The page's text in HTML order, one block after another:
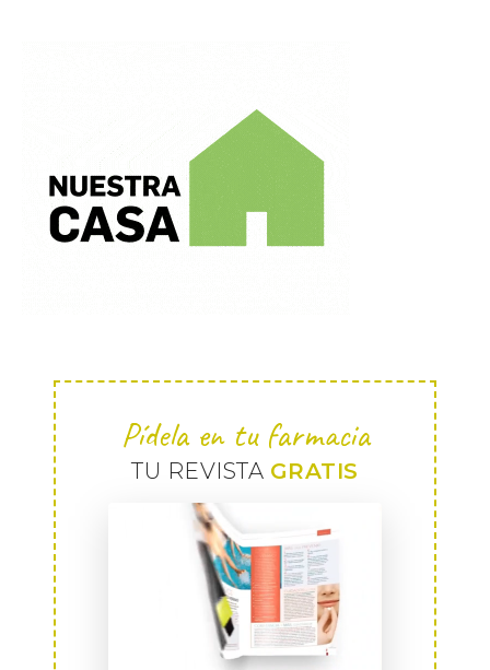
Pídela en tu farmacia
TU REVISTA GRATIS